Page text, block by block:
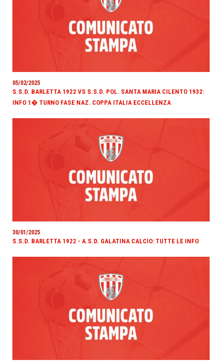
05/02/2025
S.S.D. BARLETTA 1922 VS S.S.D. POL. SANTA MARIA CILENTO 1932:
INFO 1� TURNO FASE NAZ. COPPA ITALIA ECCELLENZA
30/01/2025
S.S.D. BARLETTA 1922 - A.S.D. GALATINA CALCIO: TUTTE LE INFO